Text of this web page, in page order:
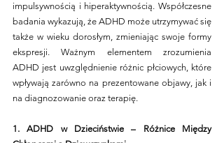
impulsywnością i hiperaktywnością. Współczesne
badania wykazują, że ADHD może utrzymywać się
także w wieku dorosłym, zmieniając swoje formy
ekspresji. Ważnym elementem zrozumienia
ADHD jest uwzględnienie różnic płciowych, które
wpływają zarówno na prezentowane objawy, jak i
na diagnozowanie oraz terapię.
1. ADHD w Dzieciństwie – Różnice Między